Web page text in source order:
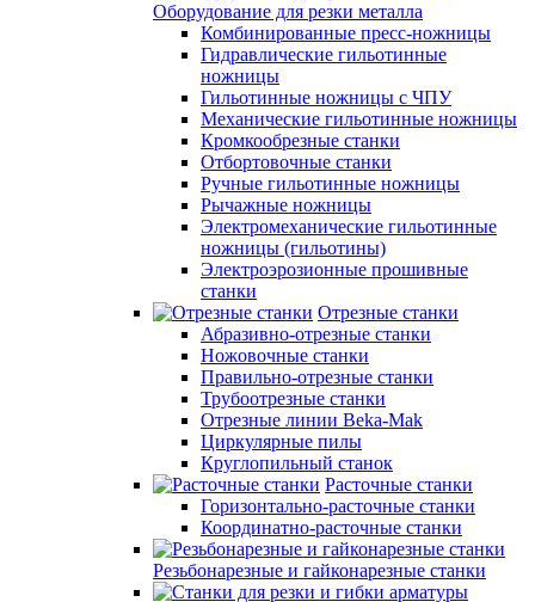
Оборудование для резки металла
Комбинированные пресс-ножницы
Гидравлические гильотинные
ножницы
Гильотинные ножницы с ЧПУ
Механические гильотинные ножницы
Кромкообрезные станки
Отбортовочные станки
Ручные гильотинные ножницы
Рычажные ножницы
Электромеханические гильотинные
ножницы (гильотины)
Электроэрозионные прошивные
станки
Отрезные станки
Абразивно-отрезные станки
Ножовочные станки
Правильно-отрезные станки
Трубоотрезные станки
Отрезные линии Beka-Mak
Циркулярные пилы
Круглопильный станок
Расточные станки
Горизонтально-расточные станки
Координатно-расточные станки
Резьбонарезные и гайконарезные станки